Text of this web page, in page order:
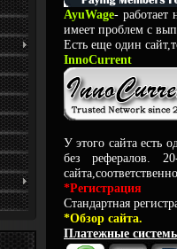
AyuWage- работает
имеет проблем с
Есть еще один
InnoCurrent
У этого сайта есть
без рефералов.
*Регистрация
Стандартная
*Обзор сайта.
Платежные